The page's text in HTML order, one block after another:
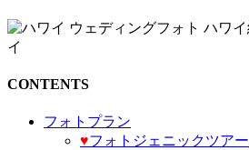
CONTENTS
フォトプラン
♥️フォトジェニックツアー